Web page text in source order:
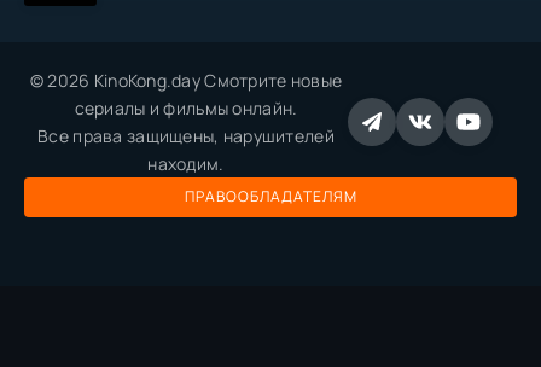
© 2026 KinoKong.day Смотрите новые
сериалы и фильмы онлайн.
Все права защищены, нарушителей
находим.
ПРАВООБЛАДАТЕЛЯМ